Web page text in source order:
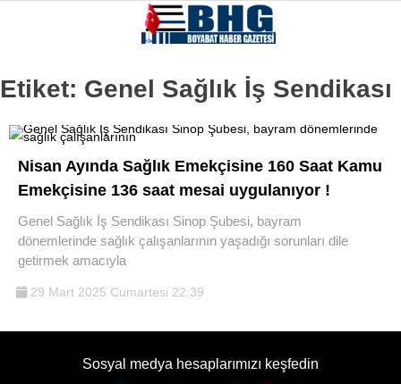
Etiket: Genel Sağlık İş Sendikası
Nisan Ayında Sağlık Emekçisine 160 Saat Kamu
Emekçisine 136 saat mesai uygulanıyor !
Genel Sağlık İş Sendikası Sinop Şubesi, bayram
dönemlerinde sağlık çalışanlarının yaşadığı sorunları dile
getirmek amacıyla
29 Mart 2025 Cumartesi 22:39
Sosyal medya hesaplarımızı keşfedin